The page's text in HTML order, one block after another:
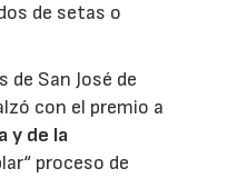
de setas o
de San José de
con el premio a
y de la
proceso de